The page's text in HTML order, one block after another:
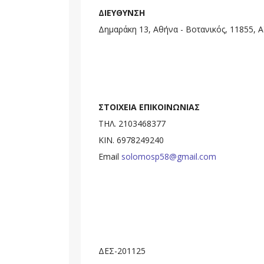
ΔΙΕΥΘΥΝΣΗ
Δημαράκη 13, Αθήνα - Βοτανικός, 11855,
ΣΤΟΙΧΕΙΑ ΕΠΙΚΟΙΝΩΝΙΑΣ
ΤΗΛ. 2103468377
ΚΙΝ. 6978249240
Email solomosp58@gmail.com
ΔΕΣ-201125